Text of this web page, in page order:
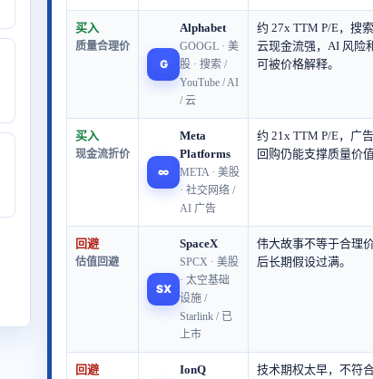
买入
质量合理价
G
Alphabet
GOOGL · 美
股 · 搜索 /
YouTube / AI
/ 云
约 27x TTM P/E，搜
云现金流强，AI 风险
可被价格解释。
买入
现金流折价
∞
Meta
Platforms
META · 美股
· 社交网络 /
AI 广告
约 21x TTM P/E，广
回购仍能支撑质量价值
回避
估值回避
SX
SpaceX
SPCX · 美股
· 太空基础
设施 /
Starlink / 已
上市
伟大故事不等于合理
后长期假设过满。
回避 IonQ
技术期权太早，不符